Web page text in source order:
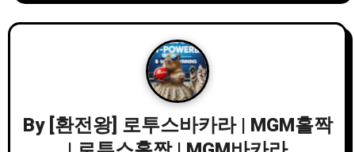
By[환전왕] 로투스바카라 | MGM홀짝